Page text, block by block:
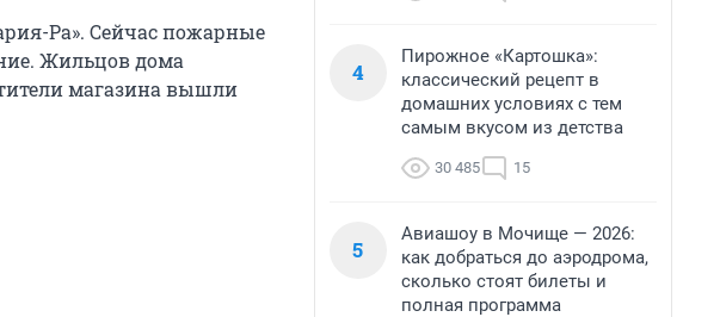
Ра». Сейчас пожарные
Жильцов дома
магазина вышли
4
Пирожное «Картошка»:
классический рецепт в
домашних условиях с тем
самым вкусом из детства
30 485 15
5
Авиашоу в Мочище — 2026:
как добраться до аэродрома,
сколько стоят билеты и
полная программа